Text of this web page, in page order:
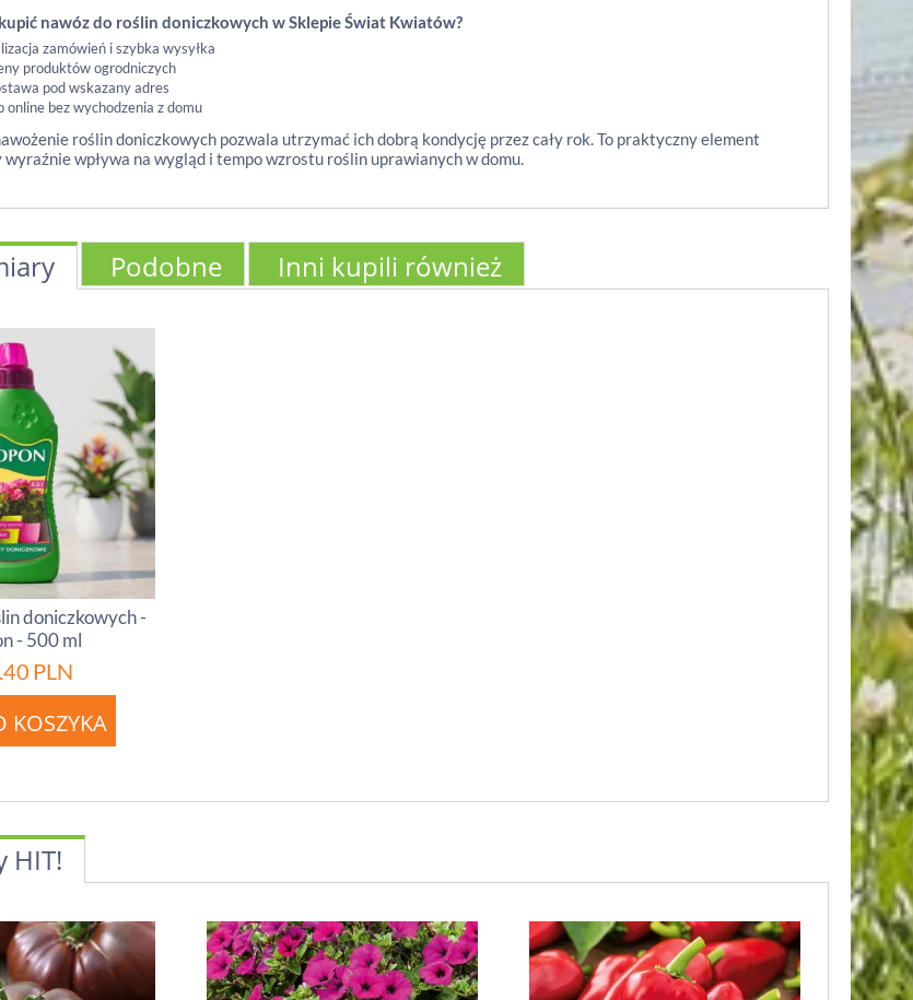
nawóz do roślin doniczkowych w Sklepie Świat Kwiatów?
zamówień i szybka wysyłka
produktów ogrodniczych
pod wskazany adres
online bez wychodzenia z domu
roślin doniczkowych pozwala utrzymać ich dobrą kondycję przez cały rok. To praktyczny element
wpływa na wygląd i tempo wzrostu roślin uprawianych w domu.
Podobne Inni kupili również
doniczkowych -
- 500 ml
PLN
HIT!